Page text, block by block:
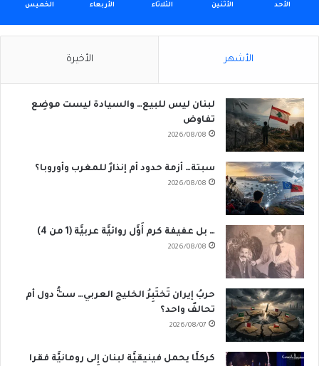
الأحد الأثنين الثلاثاء الأربعاء الخميس
الأشهر الأخيرة
لبنان ليس للبيع… والسيادة ليست موضِع
تفاوض
2026/08/08
سبتة… أزمة حدود أم إنذارٌ للمغرب وأوروبا؟
2026/08/08
… بل عفيفة كرم أَوَّل روائيَّة عربيَّة (1 من 4)
2026/08/08
حربُ إيران تَختَبِرُ الخليج العربي… ستُّ دول أم
تحالفٌ واحد؟
2026/08/07
كركلَّا يحمل فينيقيَّة لبنان إِلى رومانيَّة فقرا